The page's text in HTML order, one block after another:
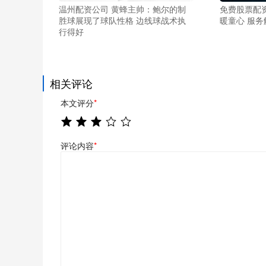
温州配资公司 黄蜂主帅：鲍尔的制
胜球展现了球队性格 边线球战术执
行得好
免费股票配
暖童心 服务
相关评论
本文评分*
评论内容*